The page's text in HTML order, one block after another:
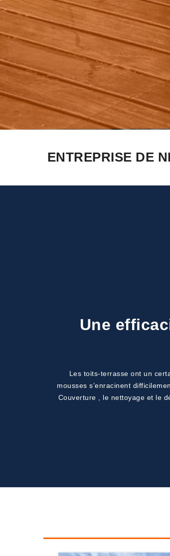
ENTREPRISE DE
Une
Les toits-terrasse ont un
mousses s’enracinent
Couverture , le nettoyage et le